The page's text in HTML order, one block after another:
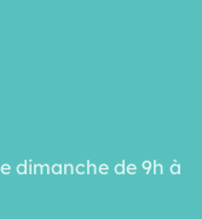
dimanche de 9h à